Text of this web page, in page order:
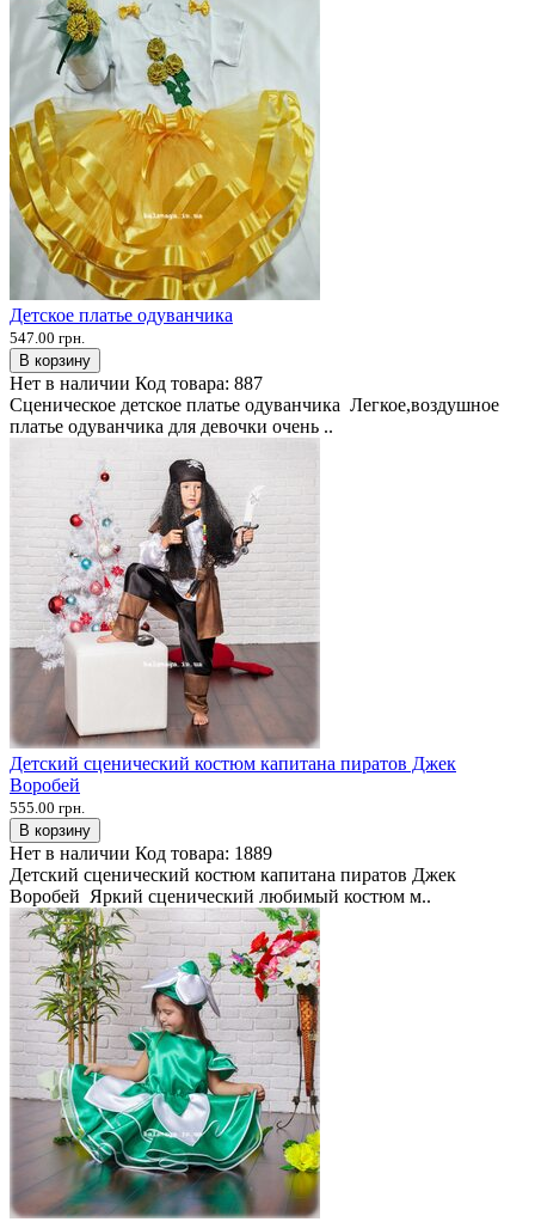
Детское платье одуванчика
547.00 грн.
В корзину
Нет в наличии Код товара: 887
Сценическое детское платье одуванчика Легкое,воздушное
платье одуванчика для девочки очень ..
Детский сценический костюм капитана пиратов Джек
Воробей
555.00 грн.
В корзину
Нет в наличии Код товара: 1889
Детский сценический костюм капитана пиратов Джек
Воробей Яркий сценический любимый костюм м..